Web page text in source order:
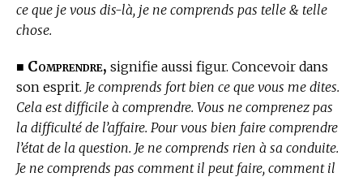
ce que je vous dis-là, je ne comprends pas telle & telle
chose.
■ Comprendre, signifie aussi figur. Concevoir dans
son esprit. Je comprends fort bien ce que vous me dites.
Cela est difficile à comprendre. Vous ne comprenez pas
la difficulté de l’affaire. Pour vous bien faire comprendre
l’état de la question. Je ne comprends rien à sa conduite.
Je ne comprends pas comment il peut faire, comment il